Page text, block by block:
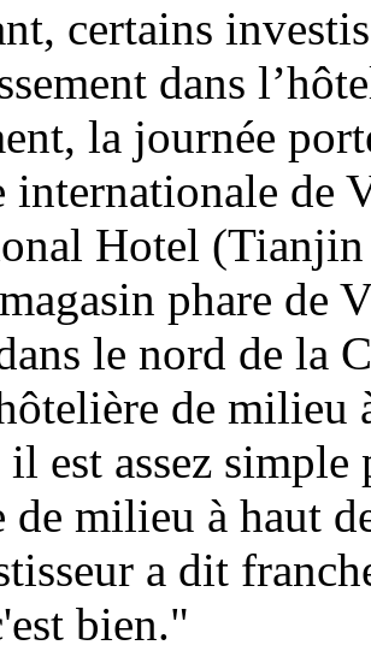
certains
dans
la journée
internationale de
Hotel
phare de
le nord de la
de milieu
est assez
de milieu à haut
a dit
bien."